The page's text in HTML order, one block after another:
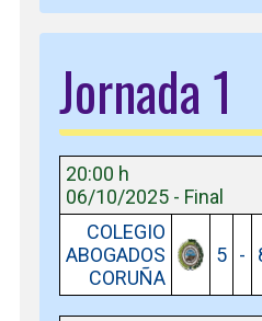
Jornada 1
20:00 h
06/10/2025 - Final
COLEGIO
ABOGADOS
CORUÑA
5 -